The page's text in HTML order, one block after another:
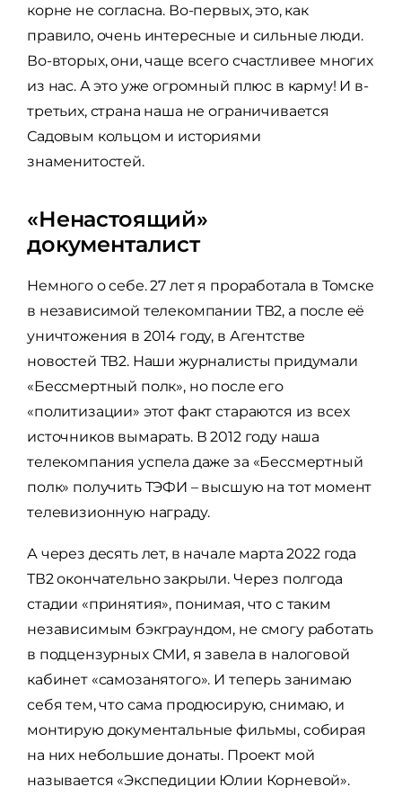
корне не согласна. Во-первых, это, как
правило, очень интересные и сильные люди.
Во-вторых, они, чаще всего счастливее многих
из нас. А это уже огромный плюс в карму! И в-
третьих, страна наша не ограничивается
Садовым кольцом и историями
знаменитостей.
«Ненастоящий»
документалист
Немного о себе. 27 лет я проработала в Томске
в независимой телекомпании ТВ2, а после её
уничтожения в 2014 году, в Агентстве
новостей ТВ2. Наши журналисты придумали
«Бессмертный полк», но после его
«политизации» этот факт стараются из всех
источников вымарать. В 2012 году наша
телекомпания успела даже за «Бессмертный
полк» получить ТЭФИ – высшую на тот момент
телевизионную награду.
А через десять лет, в начале марта 2022 года
ТВ2 окончательно закрыли. Через полгода
стадии «принятия», понимая, что с таким
независимым бэкграундом, не смогу работать
в подцензурных СМИ, я завела в налоговой
кабинет «самозанятого». И теперь занимаю
себя тем, что сама продюсирую, снимаю, и
монтирую документальные фильмы, собирая
на них небольшие донаты. Проект мой
называется «Экспедиции Юлии Корневой».